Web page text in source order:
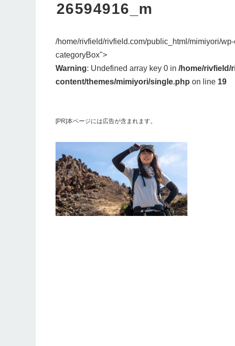
26594916_m
/home/rivfield/rivfield.com/public_html/mimiyori/
categoryBox">
Warning: Undefined array key 0 in /home/rivfield/
content/themes/mimiyori/single.php on line 19
[PR]本ページには広告が含まれます。